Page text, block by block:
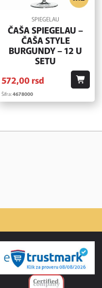
SPIEGELAU
ČAŠA SPIEGELAU –
ČAŠA STYLE
BURGUNDY – 12 U
SETU
572,00 rsd
Šifra:4678000